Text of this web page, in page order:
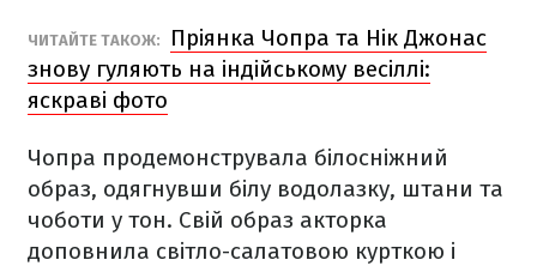
ЧИТАЙТЕ ТАКОЖ:
Пріянка Чопра та Нік Джонас
знову гуляють на індійському весіллі:
яскраві фото
Чопра продемонструвала білосніжний
образ, одягнувши білу водолазку, штани та
чоботи у тон. Свій образ акторка
доповнила світло-салатовою курткою і